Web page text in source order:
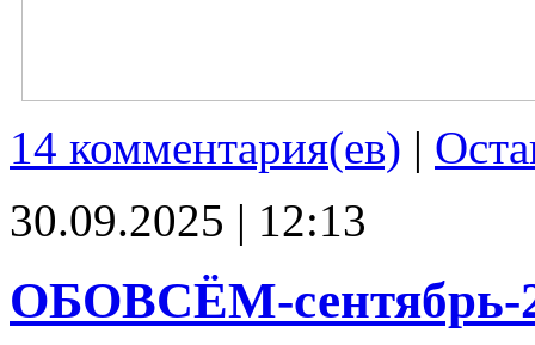
14 комментария(ев) |
30.09.2025 | 12:13
ОБОВСЁМ-сентябрь-